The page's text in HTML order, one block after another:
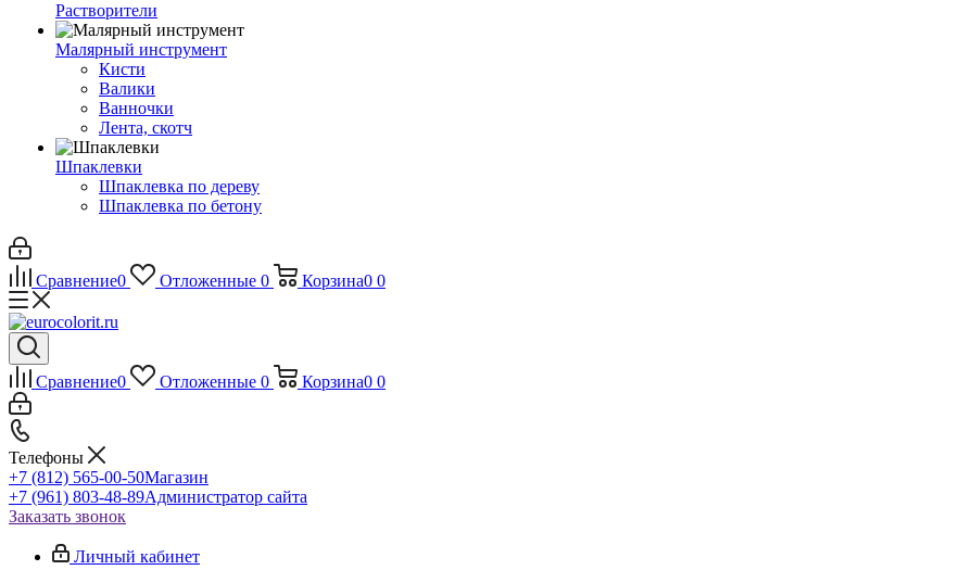
Растворители
Малярный инструмент
Кисти
Валики
Ванночки
Лента, скотч
Шпаклевки
Шпаклевка по дереву
Шпаклевка по бетону
Сравнение0 Отложенные 0 Корзина0 0
Сравнение0 Отложенные 0 Корзина0 0
Телефоны
+7 (812) 565-00-50Магазин
+7 (961) 803-48-89Администратор сайта
Заказать звонок
Личный кабинет